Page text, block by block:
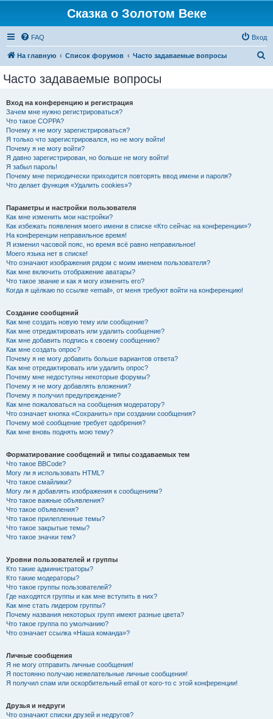
Сказка о Золотом Веке
FAQ Вход
На главную Список форумов Часто задаваемые вопросы
Часто задаваемые вопросы
Вход на конференцию и регистрация
Зачем мне нужно регистрироваться?
Что такое COPPA?
Почему я не могу зарегистрироваться?
Я только что зарегистрировался, но не могу войти!
Почему я не могу войти?
Я давно зарегистрирован, но больше не могу войти!
Я забыл пароль!
Почему мне периодически приходится повторять ввод имени и пароля?
Что делает функция «Удалить cookies»?
Параметры и настройки пользователя
Как мне изменить мои настройки?
Как избежать появления моего имени в списке «Кто сейчас на конференции»?
На конференции неправильное время!
Я изменил часовой пояс, но время всё равно неправильное!
Моего языка нет в списке!
Что означают изображения рядом с моим именем пользователя?
Как мне включить отображение аватары?
Что такое звание и как я могу изменить его?
Когда я щёлкаю по ссылке «email», от меня требуют войти на конференцию!
Создание сообщений
Как мне создать новую тему или сообщение?
Как мне отредактировать или удалить сообщение?
Как мне добавить подпись к своему сообщению?
Как мне создать опрос?
Почему я не могу добавить больше вариантов ответа?
Как мне отредактировать или удалить опрос?
Почему мне недоступны некоторые форумы?
Почему я не могу добавлять вложения?
Почему я получил предупреждение?
Как мне пожаловаться на сообщения модератору?
Что означает кнопка «Сохранить» при создании сообщения?
Почему моё сообщение требует одобрения?
Как мне вновь поднять мою тему?
Форматирование сообщений и типы создаваемых тем
Что такое BBCode?
Могу ли я использовать HTML?
Что такое смайлики?
Могу ли я добавлять изображения к сообщениям?
Что такое важные объявления?
Что такое объявления?
Что такое прилепленные темы?
Что такое закрытые темы?
Что такое значки тем?
Уровни пользователей и группы
Кто такие администраторы?
Кто такие модераторы?
Что такое группы пользователей?
Где находятся группы и как мне вступить в них?
Как мне стать лидером группы?
Почему названия некоторых групп имеют разные цвета?
Что такое группа по умолчанию?
Что означает ссылка «Наша команда»?
Личные сообщения
Я не могу отправить личные сообщения!
Я постоянно получаю нежелательные личные сообщения!
Я получил спам или оскорбительный email от кого-то с этой конференции!
Друзья и недруги
Что означают списки друзей и недругов?